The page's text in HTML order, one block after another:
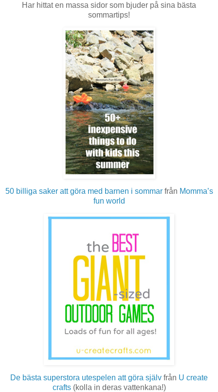
Har hittat en massa sidor som bjuder på sina bästa
sommartips!
50 billiga saker att göra med barnen i sommarfrån Momma’s
fun world
De bästa superstora utespelen att göra själv från U create
crafts(kolla in deras vattenkana!)